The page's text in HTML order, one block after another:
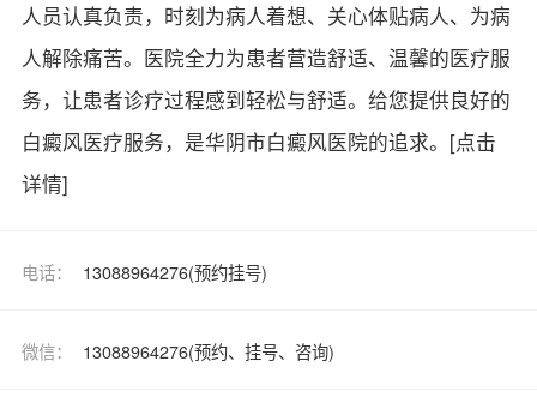
人员认真负责，时刻为病人着想、关心体贴病人、为病
人解除痛苦。医院全力为患者营造舒适、温馨的医疗服
务，让患者诊疗过程感到轻松与舒适。给您提供良好的
白癜风医疗服务，是华阴市白癜风医院的追求。 [点击
详情]
电话： 13088964276(预约挂号)
微信： 13088964276(预约、挂号、咨询)